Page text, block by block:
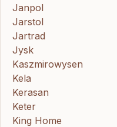
Janpol
Jarstol
Jartrad
Jysk
Kaszmirowysen
Kela
Kerasan
Keter
King Home